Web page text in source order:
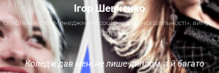
Ігор Шевченко
спеціальність «Менеджмент соціокультурної діяльності», випуск
2019
Коледж дав мені не лише диплом, а й багато